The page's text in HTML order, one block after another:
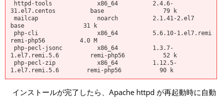
31.el7.centos          base                 79 k
base                 31 k
remi-php56          4.0 M
1.el7.remi.5.6         remi-php56           52 k
インストールが完了したら、Apache httpd が再起動時に自動